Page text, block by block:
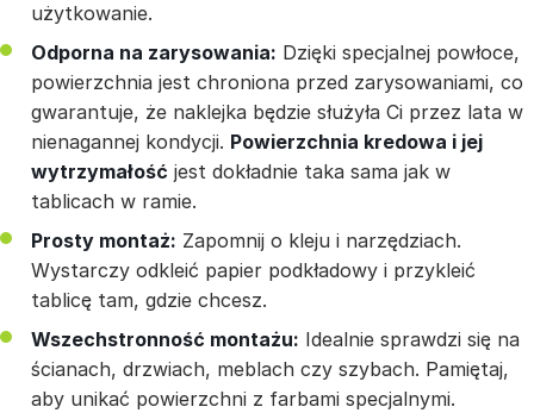
użytkowanie.
Odporna na zarysowania: Dzięki specjalnej powłoce,
powierzchnia jest chroniona przed zarysowaniami, co
gwarantuje, że naklejka będzie służyła Ci przez lata w
nienagannej kondycji. Powierzchnia kredowa i jej
wytrzymałość jest dokładnie taka sama jak w
tablicach w ramie.
Prosty montaż: Zapomnij o kleju i narzędziach.
Wystarczy odkleić papier podkładowy i przykleić
tablicę tam, gdzie chcesz.
Wszechstronność montażu: Idealnie sprawdzi się na
ścianach, drzwiach, meblach czy szybach. Pamiętaj,
aby unikać powierzchni z farbami specjalnymi.